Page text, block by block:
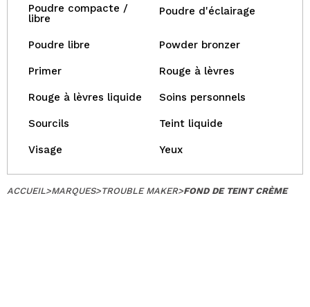
Poudre compacte /
libre
Poudre d'éclairage
Poudre libre Powder bronzer
Primer Rouge à lèvres
Rouge à lèvres liquide Soins personnels
Sourcils Teint liquide
Visage Yeux
ACCUEIL>MARQUES>TROUBLE MAKER>FOND DE TEINT CRÈME